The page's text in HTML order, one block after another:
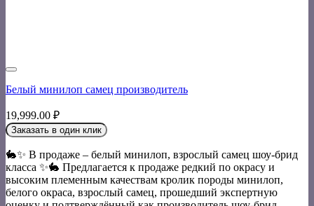
Белый минилоп самец производитель
19,999.00 ₽
Заказать в один клик
🐇✨ В продаже – белый минилоп, взрослый самец шоу-брид
класса ✨🐇 Предлагается к продаже редкий по окрасу и
высоким племенным качествам кролик породы минилоп,
белого окраса, взрослый самец, прошедший экспертную